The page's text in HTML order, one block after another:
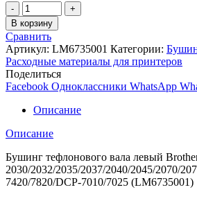
Количество
товара
Бушинг
тефлонового
вала
левый
Brother
HL-
2030/2032/2035/2040/2045/2070/
(LM6735001)
В корзину
Сравнить
Артикул: LM6735001 Категории:
Расходные материалы для принтеров
Поделиться
Facebook Одноклассники WhatsApp
Описание
Описание
Бушинг тефлонового вала левый
2030/2032/2035/2037/2040/2045/2070/
7420/7820/DCP-7010/7025 (LM6735001)